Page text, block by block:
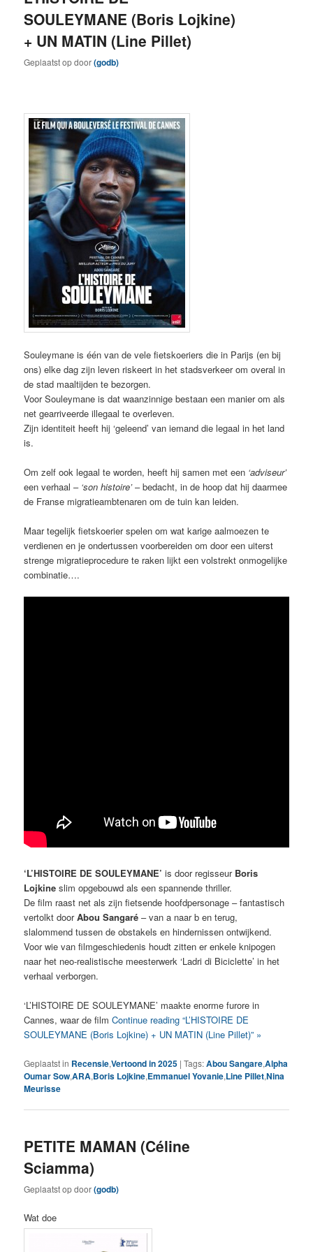
SOULEYMANE (Boris Lojkine)
+ UN MATIN (Line Pillet)
Geplaatst opdoor(godb)
Souleymane is één van de vele fietskoeriers die in Parijs (en bij
ons) elke dag zijn leven riskeert in het stadsverkeer om overal in
de stad maaltijden te bezorgen.
Voor Souleymane is dat waanzinnige bestaan een manier om als
net gearriveerde illegaal te overleven.
Zijn identiteit heeft hij ‘geleend’ van iemand die legaal in het land
is.
Om zelf ook legaal te worden, heeft hij samen met een ‘adviseur’
een verhaal – ‘son histoire’– bedacht, in de hoop dat hij daarmee
de Franse migratieambtenaren om de tuin kan leiden.
Maar tegelijk fietskoerier spelen om wat karige aalmoezen te
verdienen en je ondertussen voorbereiden om door een uiterst
strenge migratieprocedure te raken lijkt een volstrekt onmogelijke
combinatie….
‘L’HISTOIRE DE SOULEYMANE’ is door regisseur Boris
Lojkine slim opgebouwd als een spannende thriller.
De film raast net als zijn fietsende hoofdpersonage – fantastisch
vertolkt doorAbou Sangaré – van a naar b en terug,
slalommend tussen de obstakels en hindernissen ontwijkend.
Voor wie van filmgeschiedenis houdt zitten er enkele knipogen
naar het neo-realistische meesterwerk ‘Ladri di Biciclette’ in het
verhaal verborgen.
‘L’HISTOIRE DE SOULEYMANE’ maakte enorme furore in
Cannes, waar de filmContinue reading “L’HISTOIRE DE
SOULEYMANE (Boris Lojkine) + UN MATIN (Line Pillet)” »
Geplaatst in Recensie,Vertoond in 2025 |Tags:Abou Sangare,Alpha
Oumar Sow,ARA,Boris Lojkine,Emmanuel Yovanie,Line Pillet,Nina
Meurisse
PETITE MAMAN (Céline
Sciamma)
Geplaatst opdoor(godb)
Wat doe